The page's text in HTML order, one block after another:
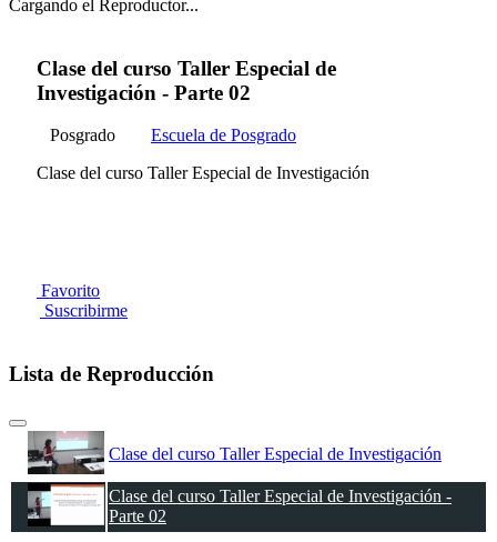
Cargando el Reproductor...
Clase del curso Taller Especial de
Investigación - Parte 02
Posgrado
Escuela de Posgrado
Clase del curso Taller Especial de Investigación
Favorito
Suscribirme
Lista de Reproducción
Clase del curso Taller Especial de Investigación
Clase del curso Taller Especial de Investigación -
Parte 02